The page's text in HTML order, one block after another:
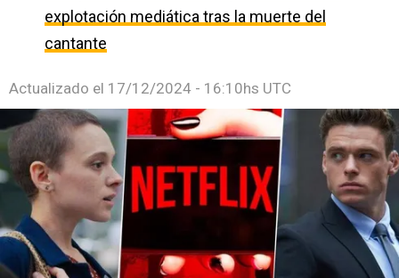
explotación mediática tras la muerte del
cantante
Actualizado el 17/12/2024 - 16:10hs UTC